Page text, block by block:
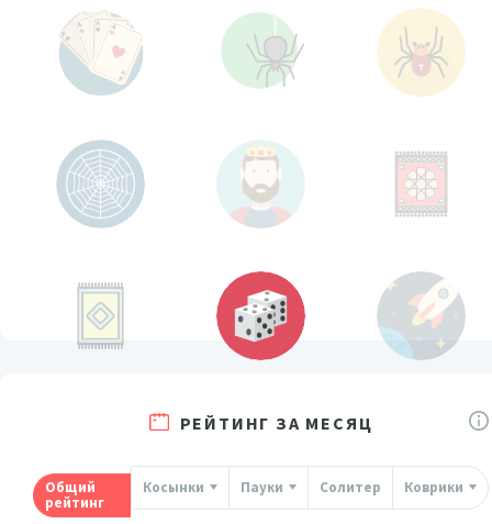
РЕЙТИНГ ЗА МЕСЯЦ
Общий
рейтинг
Косынки Пауки Солитер Коврики